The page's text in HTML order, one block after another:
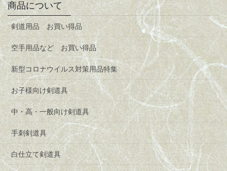
商品について
剣道用品 お買い得品
空手用品など お買い得品
新型コロナウイルス対策用品特集
お子様向け剣道具
中・高・一般向け剣道具
手刺剣道具
白仕立て剣道具